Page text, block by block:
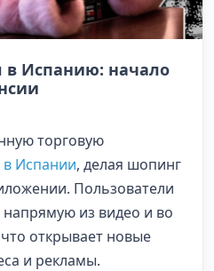
в Испанию: начало
торговую
в Испании, делая шопинг
Пользователи
из видео и во
открывает новые
и рекламы.